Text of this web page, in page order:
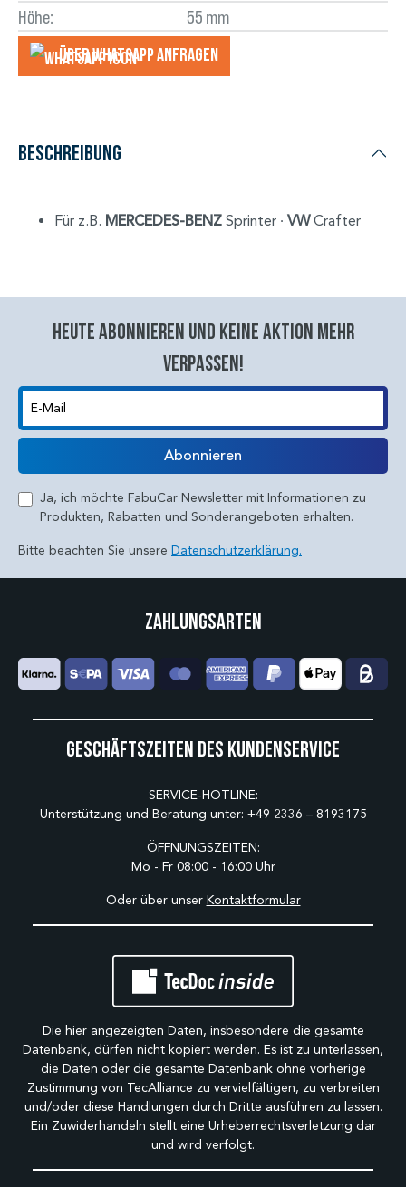
Höhe:
55 mm
Über WhatsApp anfragеn
Beschreibung
Für z.B. MERCEDES-BENZ Sprinter ∙ VWCrafter
Heute abonnieren und keine aktion mehr
verpassen!
E-Mail
Abonnieren
Ja, ich möchte FabuCar Newsletter mit Informationen zu
Produkten, Rabatten und Sonderangeboten erhalten.
Bitte beachten Sie unsere Datenschutzerklärung.
Geschäftszeiten des Kundenservice
SERVICE-HOTLINE:
Unterstützung und Beratung unter: +49 2336 – 8193175
ÖFFNUNGSZEITEN:
Mo - Fr 08:00 - 16:00 Uhr
Oder über unser Kontaktformular
Zahlungsarten
Die hier angezeigten Daten, insbesondere die gesamte
Datenbank, dürfen nicht kopiert werden. Es ist zu unterlassen,
die Daten oder die gesamte Datenbank ohne vorherige
Zustimmung von TecAlliance zu vervielfältigen, zu verbreiten
und/oder diese Handlungen durch Dritte ausführen zu lassen.
Ein Zuwiderhandeln stellt eine Urheberrechtsverletzung dar
und wird verfolgt.